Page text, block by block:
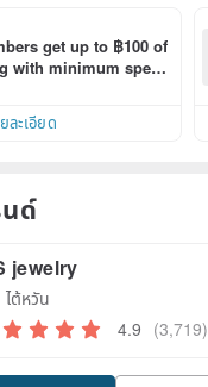
get up to ฿100 of
with minimum spen
ละเอียด
ด์
jewelry
ไต้หวัน
4.9 (3,719)